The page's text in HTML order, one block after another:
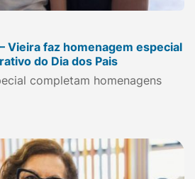
– Vieira faz homenagem especial
do Dia dos Pais
completam homenagens